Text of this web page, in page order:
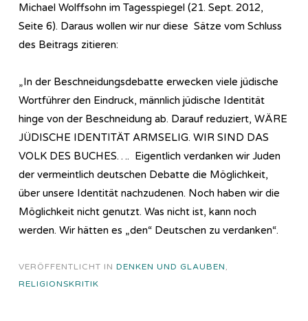
Michael Wolffsohn im Tagesspiegel (21. Sept. 2012,
Seite 6). Daraus wollen wir nur diese Sätze vom Schluss
des Beitrags zitieren:
„In der Beschneidungsdebatte erwecken viele jüdische
Wortführer den Eindruck, männlich jüdische Identität
hinge von der Beschneidung ab. Darauf reduziert, WÄRE
JÜDISCHE IDENTITÄT ARMSELIG. WIR SIND DAS
VOLK DES BUCHES…. Eigentlich verdanken wir Juden
der vermeintlich deutschen Debatte die Möglichkeit,
über unsere Identität nachzudenen. Noch haben wir die
Möglichkeit nicht genutzt. Was nicht ist, kann noch
werden. Wir hätten es „den“ Deutschen zu verdanken“.
VERÖFFENTLICHT IN DENKEN UND GLAUBEN,
RELIGIONSKRITIK